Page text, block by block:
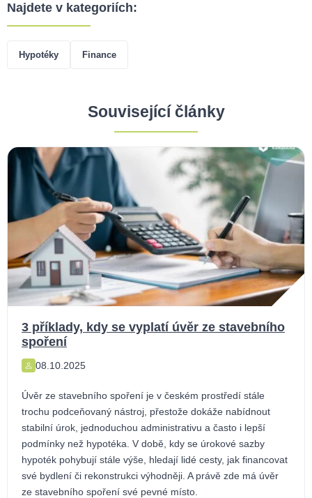
Najdete v kategoriích:
Hypotéky Finance
Související články
3 příklady, kdy se vyplatí úvěr ze stavebního
spoření
08.10.2025
Úvěr ze stavebního spoření je v českém prostředí stále
trochu podceňovaný nástroj, přestože dokáže nabídnout
stabilní úrok, jednoduchou administrativu a často i lepší
podmínky než hypotéka. V době, kdy se úrokové sazby
hypoték pohybují stále výše, hledají lidé cesty, jak financovat
své bydlení či rekonstrukci výhodněji. A právě zde má úvěr
ze stavebního spoření své pevné místo.